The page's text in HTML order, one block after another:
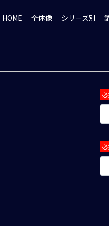
HOME 全体像 シリーズ別